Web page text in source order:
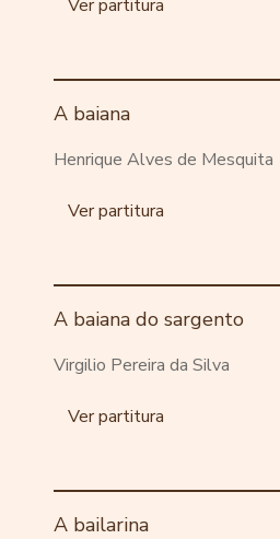
Ver partitura
A baiana
Henrique Alves de Mesquita
Ver partitura
A baiana do sargento
Virgilio Pereira da Silva
Ver partitura
A bailarina